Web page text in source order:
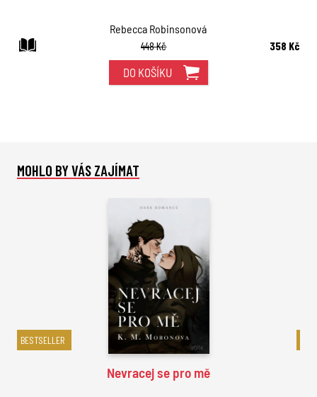
Rebecca Robinsonová
448 Kč
358 Kč
DO KOŠÍKU
MOHLO BY VÁS ZAJÍMAT
BESTSELLER
Nevracej se pro mě